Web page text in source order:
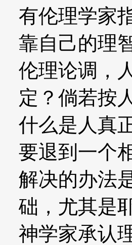
有伦理学家
靠自己的理
伦理论调，
定？倘若按
什么是人真
要退到一个
解决的办法
础，尤其是
神学家承认